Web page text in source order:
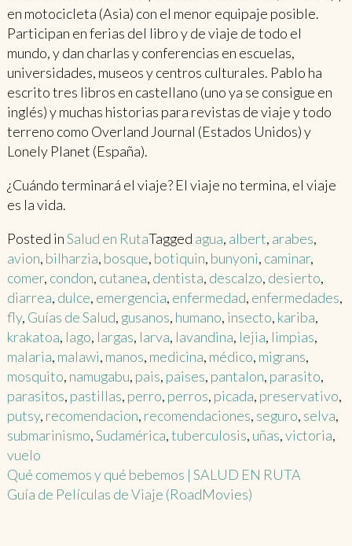
en motocicleta (Asia) con el menor equipaje posible.
Participan en ferias del libro y de viaje de todo el
mundo, y dan charlas y conferencias en escuelas,
universidades, museos y centros culturales. Pablo ha
escrito tres libros en castellano (uno ya se consigue en
inglés) y muchas historias para revistas de viaje y todo
terreno como Overland Journal (Estados Unidos) y
Lonely Planet (España).
¿Cuándo terminará el viaje? El viaje no termina, el viaje
es la vida.
Posted inSalud en RutaTagged agua, albert, arabes,
avion, bilharzia, bosque, botiquin, bunyoni, caminar,
comer, condon, cutanea, dentista, descalzo, desierto,
diarrea, dulce, emergencia, enfermedad, enfermedades,
fly, Guías de Salud, gusanos, humano, insecto, kariba,
krakatoa, lago, largas, larva, lavandina, lejia, limpias,
malaria, malawi, manos, medicina, médico, migrans,
mosquito, namugabu, pais, paises, pantalon, parasito,
parasitos, pastillas, perro, perros, picada, preservativo,
putsy, recomendacion, recomendaciones, seguro, selva,
submarinismo,Sudamérica,tuberculosis, uñas,victoria,
vuelo
Post
navigation
Qué comemos y qué bebemos | SALUD EN RUTA
Guía de Películas de Viaje (RoadMovies)